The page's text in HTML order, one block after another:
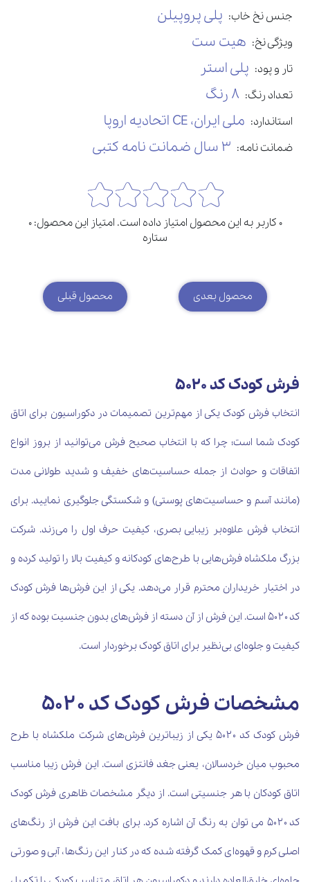
جنس نخ خاب: پلی پروپیلن
ویژگی نخ: هیت ست
تار و پود: پلی استر
تعداد رنگ: 8 رنگ
استاندارد: ملی ایران، CE اتحادیه اروپا
ضمانت نامه: 3 سال ضمانت نامه کتبی
0 کاربر به این محصول امتیاز داده است. امتیاز این محصول: 0
ستاره
محصول بعدی محصول قبلی
فرش کودک کد 5020
انتخاب فرش کودک یکی از مهم‌ترین تصمیمات در دکوراسیون برای اتاق
کودک شما است؛ چرا که با انتخاب صحیح فرش می‌توانید از بروز انواع
اتفاقات و حوادث از جمله حساسیت‌های خفیف و شدید طولانی مدت
(مانند آسم و حساسیت‌های پوستی) و شکستگی جلوگیری نمایید. برای
انتخاب فرش علاوه‌بر زیبایی بصری، کیفیت حرف اول را می‌زند. شرکت
بزرگ ملکشاه فرش‌هایی با طرح‌های کودکانه و کیفیت بالا را تولید کرده و
در اختیار خریداران محترم قرار می‌دهد. یکی از این فرش‌ها فرش کودک
کد ۵۰۲۰ است. این فرش از آن دسته از فرش‌های بدون جنسیت بوده که از
کیفیت و جلوه‌ای بی‌نظیر برای اتاق کودک برخوردار است.
مشخصات فرش کودک کد ۵۰۲۰
فرش کودک کد ۵۰۲۰ یکی از زیباترین فرش‌های شرکت ملکشاه با طرح
محبوب میان خردسالان، یعنی جغد فانتزی است. این فرش زیبا مناسب
اتاق کودکان با هر جنسیتی است. از دیگر مشخصات ظاهری فرش کودک
کد ۵۰۲۰ می توان به رنگ آن اشاره کرد. برای بافت این فرش از رنگ‌های
اصلی کرم و قهوه‌ای کمک گرفته شده که در کنار این رنگ‌ها، آبی و صورتی